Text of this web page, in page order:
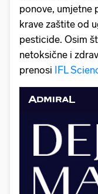
ponove, umjetne
krave zaštite od
pesticide. Osim
netoksične i
prenosi IFL